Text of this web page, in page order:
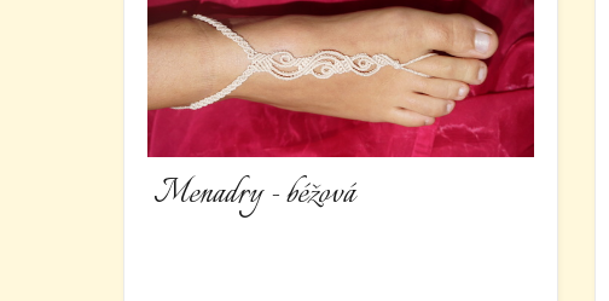
Menadry - béžová